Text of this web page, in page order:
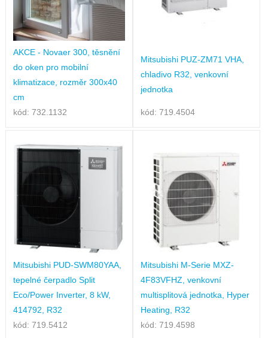
AKCE - Novaer 300, těsnění
do oken pro mobilní
klimatizace, rozměr 300x40
cm
kód: 732.1132
Mitsubishi PUZ-ZM71 VHA,
chladivo R32, venkovní
jednotka
kód: 719.4504
Mitsubishi PUD-SWM80YAA,
tepelné čerpadlo Split
Eco/Power Inverter, 8 kW,
414792, R32
kód: 719.5412
Mitsubishi M-Serie MXZ-
4F83VFHZ, venkovní
multisplitová jednotka, Hyper
Heating, R32
kód: 719.4598